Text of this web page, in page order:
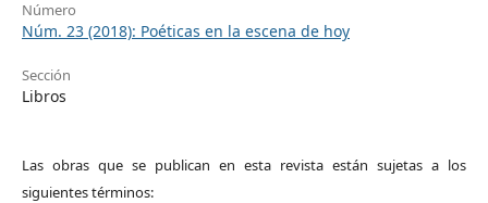
Número
Núm. 23 (2018): Poéticas en la escena de hoy
Sección
Libros
Las obras que se publican en esta revista están sujetas a los
siguientes términos: